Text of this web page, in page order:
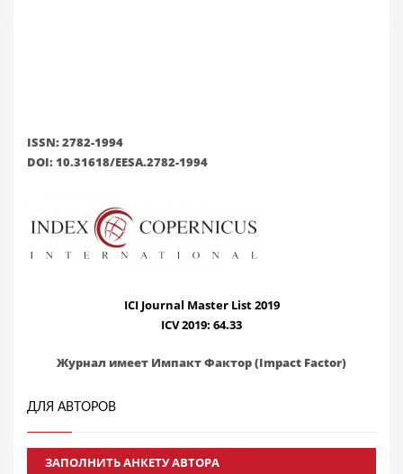
ISSN: 2782-1994
DOI: 10.31618/EESA.2782-1994
ICI Journal Master List 2019
ICV 2019: 64.33
Журнал имеет Импакт Фактор (Impact Factor)
ДЛЯ АВТОРОВ
ЗАПОЛНИТЬ АНКЕТУ АВТОРА